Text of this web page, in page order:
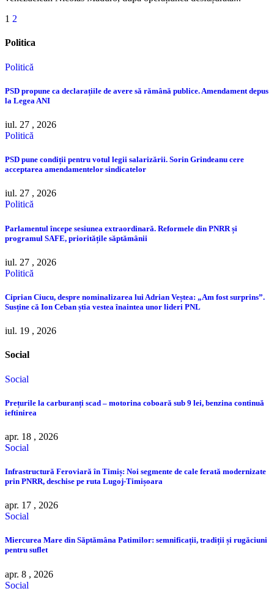
Paginație
articole
1 2
Politica
Politică
PSD propune ca declarațiile de avere să rămână publice. Amendament depus
la Legea ANI
iul. 27 , 2026
Politică
PSD pune condiții pentru votul legii salarizării. Sorin Grindeanu cere
acceptarea amendamentelor sindicatelor
iul. 27 , 2026
Politică
Parlamentul începe sesiunea extraordinară. Reformele din PNRR și
programul SAFE, prioritățile săptămânii
iul. 27 , 2026
Politică
Ciprian Ciucu, despre nominalizarea lui Adrian Veștea: „Am fost surprins”.
Susține că Ion Ceban știa vestea înaintea unor lideri PNL
iul. 19 , 2026
Social
Social
Prețurile la carburanți scad – motorina coboară sub 9 lei, benzina continuă
ieftinirea
apr. 18 , 2026
Social
Infrastructură Feroviară în Timiș: Noi segmente de cale ferată modernizate
prin PNRR, deschise pe ruta Lugoj-Timișoara
apr. 17 , 2026
Social
Miercurea Mare din Săptămâna Patimilor: semnificații, tradiții și rugăciuni
pentru suflet
apr. 8 , 2026
Social